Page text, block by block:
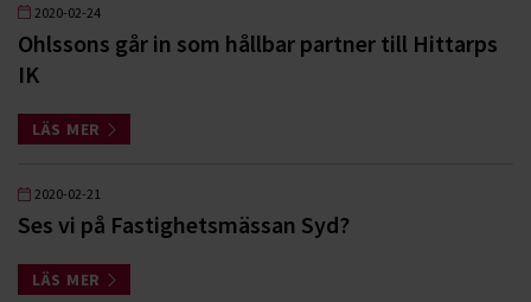
2020-02-24
Ohlssons går in som hållbar partner till Hittarps
IK
LÄS MER
2020-02-21
Ses vi på Fastighetsmässan Syd?
LÄS MER